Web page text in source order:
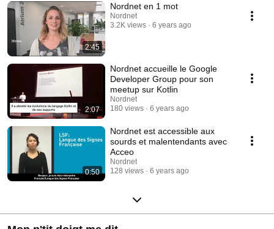
2:45
Nordnet en 1 mot
Nordnet
3.2K views
6 years ago
2:07
Nordnet accueille le Google
Developer Group pour son
meetup sur Kotlin
Nordnet
180 views
6 years ago
0:50
Nordnet est accessible aux
sourds et malentendants avec
Acceo
Nordnet
128 views
6 years ago